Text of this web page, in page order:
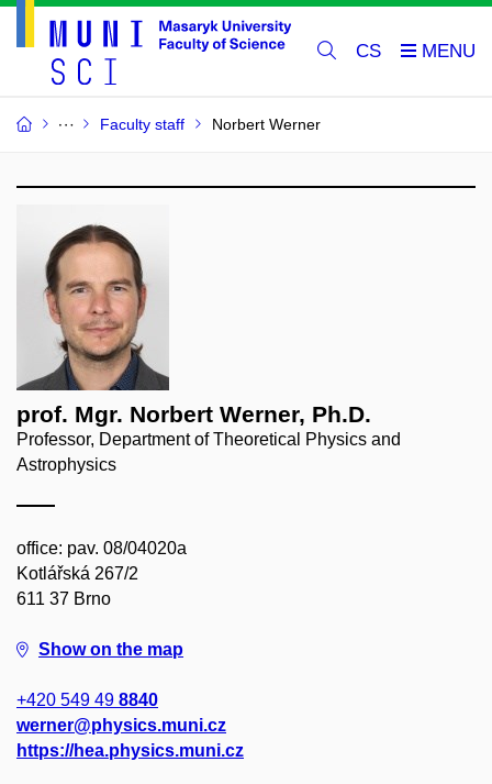
CS
Faculty staff Norbert Werner
prof. Mgr. Norbert Werner, Ph.D.
Professor, Department of Theoretical Physics and
Astrophysics
office: pav. 08/04020a
Kotlářská 267/2
611 37 Brno
Show on the map
+420 549 49 8840
werner@physics.muni.cz
https://hea.physics.muni.cz